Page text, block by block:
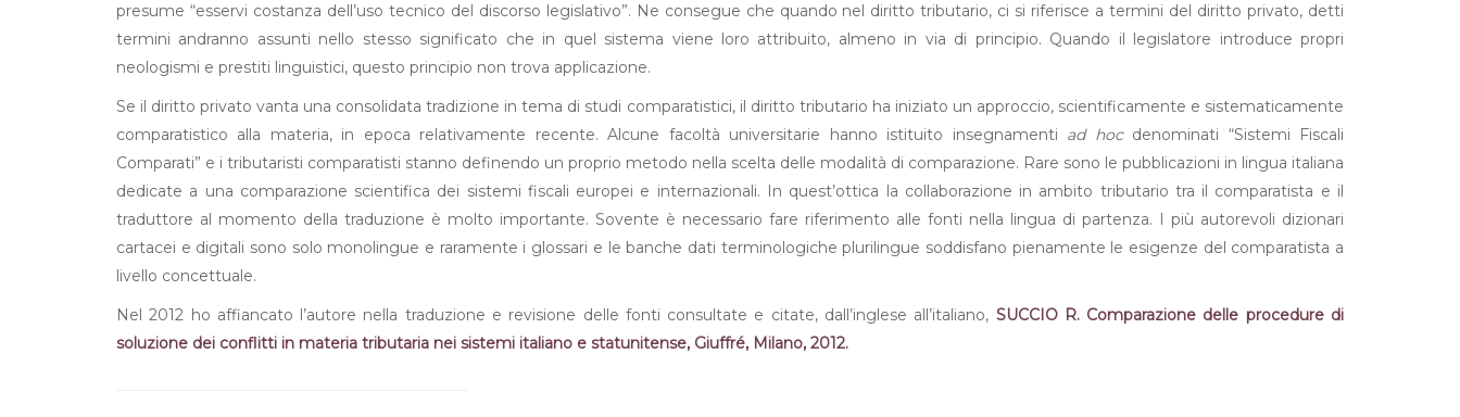
presume “esservi costanza dell’uso tecnico del discorso legislativo”. Ne consegue che quando nel diritto tributario, ci si riferisce a termini del diritto privato, detti
termini andranno assunti nello stesso significato che in quel sistema viene loro attribuito, almeno in via di principio. Quando il legislatore introduce propri
neologismi e prestiti linguistici, questo principio non trova applicazione.
Se il diritto privato vanta una consolidata tradizione in tema di studi comparatistici, il diritto tributario ha iniziato un approccio, scientificamente e sistematicamente
comparatistico alla materia, in epoca relativamente recente. Alcune facoltà universitarie hanno istituito insegnamenti ad hocdenominati “Sistemi Fiscali
Comparati” e i tributaristi comparatisti stanno definendo un proprio metodo nella scelta delle modalità di comparazione. Rare sono le pubblicazioni in lingua italiana
dedicate a una comparazione scientifica dei sistemi fiscali europei e internazionali. In quest’ottica la collaborazione in ambito tributario tra il comparatista e il
traduttore al momento della traduzione è molto importante. Sovente è necessario fare riferimento alle fonti nella lingua di partenza. I più autorevoli dizionari
cartacei e digitali sono solo monolingue e raramente i glossari e le banche dati terminologiche plurilingue soddisfano pienamente le esigenze del comparatista a
livello concettuale.
Nel 2012 ho affiancato l’autore nella traduzione e revisione delle fonti consultate e citate, dall’inglese all’italiano, SUCCIO R. Comparazione delle procedure di
soluzione dei conflitti in materia tributaria nei sistemi italiano e statunitense, Giuffré, Milano, 2012.